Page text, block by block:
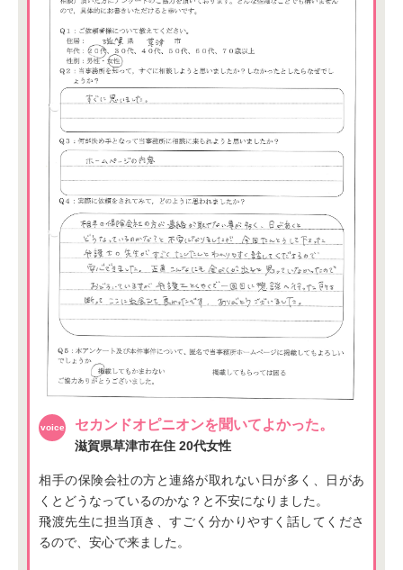
セカンドオピニオンを聞いてよかった。
滋賀県草津市在住 20代女性
相手の保険会社の方と連絡が取れない日が多く、日があ
くとどうなっているのかな？と不安になりました。
飛渡先生に担当頂き、すごく分かりやすく話してくださ
るので、安心で来ました。